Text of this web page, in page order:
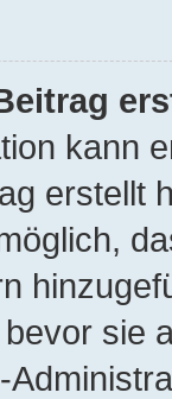
kann
erstellt
sie